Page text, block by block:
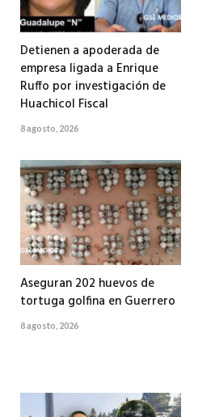
Detienen a apoderada de
empresa ligada a Enrique
Ruffo por investigación de
Huachicol Fiscal
8 agosto, 2026
Aseguran 202 huevos de
tortuga golfina en Guerrero
8 agosto, 2026